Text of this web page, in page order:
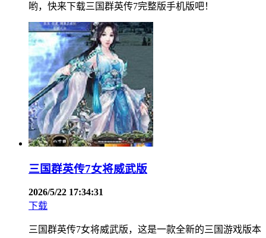
哟，快来下载三国群英传7完整版手机版吧！
三国群英传7女将威武版
2026/5/22 17:34:31
下载
三国群英传7女将威武版，这是一款全新的三国游戏版本